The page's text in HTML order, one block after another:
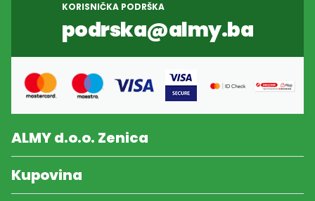
KORISNIČKA PODRŠKA
podrska@almy.ba
ALMY d.o.o. Zenica
Kupovina